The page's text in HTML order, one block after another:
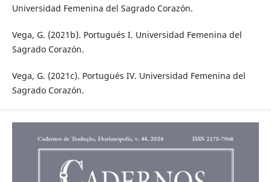
Universidad Femenina del Sagrado Corazón.
Vega, G. (2021b). Portugués I. Universidad Femenina del
Sagrado Corazón.
Vega, G. (2021c). Portugués IV. Universidad Femenina del
Sagrado Corazón.